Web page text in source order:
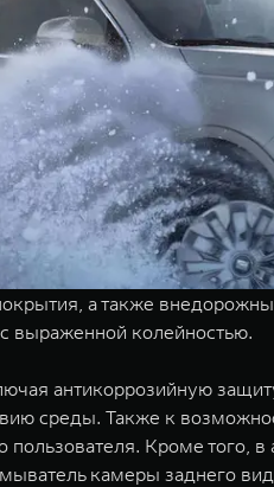
а также
выраженной колейностью.
антикоррозийную
среды. Также к
Кроме того,
камеры заднего